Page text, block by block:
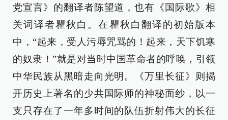
党宣言》的翻译者陈望道，也有《国际歌》相
关词译者瞿秋白。在瞿秋白翻译的初始版本
中，“起来，受人污辱咒骂的！起来，天下饥寒
的奴隶！”就是对当时中国革命者的呼唤，引领
中华民族从黑暗走向光明。《万里长征》则揭
开历史上著名的少共国际师的神秘面纱，以一
支只存在了一年多时间的队伍折射伟大的长征